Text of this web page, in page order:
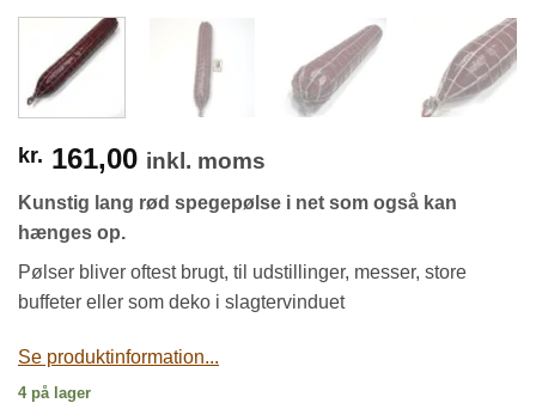
kr. 161,00 inkl. moms
Kunstig lang rød spegepølse i net som også kan
hænges op.
Pølser bliver oftest brugt, til udstillinger, messer, store
buffeter eller som deko i slagtervinduet
Se produktinformation...
4 på lager